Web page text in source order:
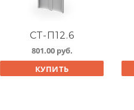
СТ-П12.6
801.00 руб.
КУПИТЬ